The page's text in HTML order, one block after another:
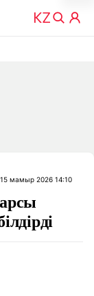
15 мамыр 2026 14:10